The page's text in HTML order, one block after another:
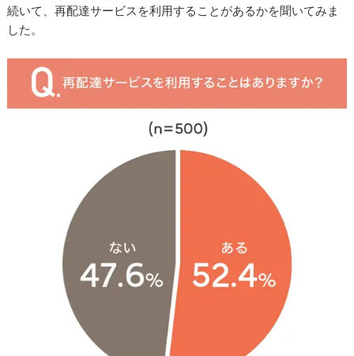
続いて、再配達サービスを利用することがあるかを聞いてみま
した。